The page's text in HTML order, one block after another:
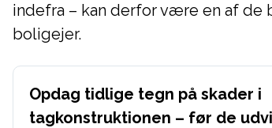
indefra – kan derfor være en af de
boligejer.
Opdag tidlige tegn på skader i
tagkonstruktionen – før de